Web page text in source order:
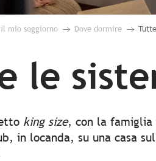
il mio soggiorno Dove dormire
le
king size, con la famiglia
in locanda, su una casa